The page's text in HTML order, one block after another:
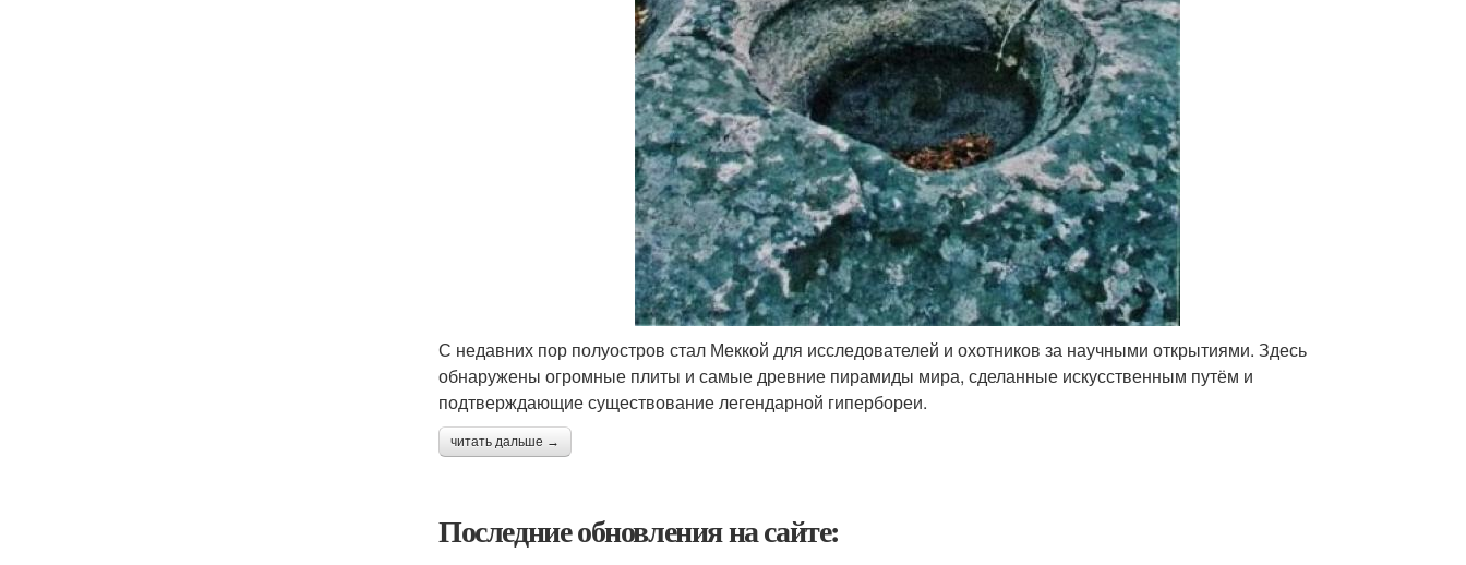
С недавних пор полуостров стал Меккой для исследователей и охотников за научными открытиями. Здесь
обнаружены огромные плиты и самые древние пирамиды мира, сделанные искусственным путём и
подтверждающие существование легендарной гипербореи.
читать дальше →
Последние обновления на сайте: